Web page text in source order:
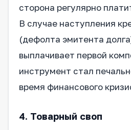
сторона регулярно
В случае наступления
(дефолта эмитента
выплачивает первой
инструмент стал
время финансового
4. Товарный своп